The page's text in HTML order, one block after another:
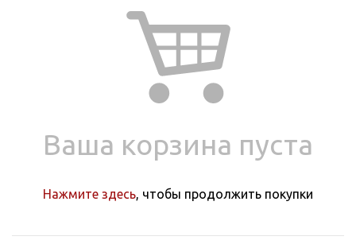
Ваша корзина пуста
Нажмите здесь, чтобы продолжить покупки